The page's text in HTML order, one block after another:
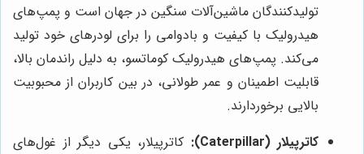
تولیدکنندگان ماشین‌آلات سنگین در جهان است و پمپ‌های
هیدرولیک با کیفیت و بادوامی را برای لودرهای خود تولید
می‌کند. پمپ‌های هیدرولیک کوماتسو، به دلیل راندمان بالا،
قابلیت اطمینان و عمر طولانی، در بین کاربران از محبوبیت
بالایی برخوردارند.
کاترپیلار (Caterpillar):
کاترپیلار، یکی دیگر از غول‌های